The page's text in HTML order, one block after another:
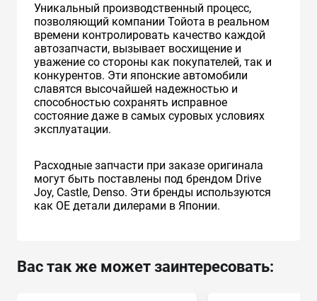
Уникальный производственный процесс,
позволяющий компании Тойота в реальном
времени контролировать качество каждой
автозапчасти, вызывает восхищение и
уважение со стороны как покупателей, так и
конкурентов. Эти японские автомобили
славятся высочайшей надежностью и
способностью сохранять исправное
состояние даже в самых суровых условиях
эксплуатации.
Расходные запчасти при заказе оригинала
могут быть поставлены под брендом Drive
Joy, Castle, Denso. Эти бренды используются
как ОЕ детали дилерами в Японии.
Вас так же может заинтересовать: